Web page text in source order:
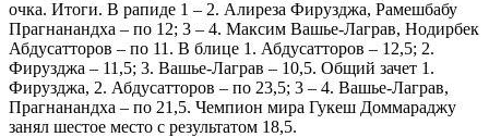
очка. Итоги. В рапиде 1 – 2. Алиреза Фирузджа, Рамешбабу
Прагнанандха – по 12; 3 – 4. Максим Вашье-Лаграв, Нодирбек
Абдусатторов – по 11. В блице 1. Абдусатторов – 12,5; 2.
Фирузджа – 11,5; 3. Вашье-Лаграв – 10,5. Общий зачет 1.
Фирузджа, 2. Абдусатторов – по 23,5; 3 – 4. Вашье-Лаграв,
Прагнанандха – по 21,5. Чемпион мира Гукеш Доммараджу
занял шестое место с результатом 18,5.